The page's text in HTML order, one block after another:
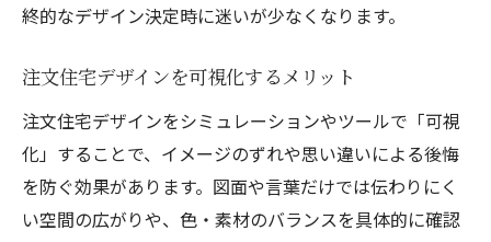
終的なデザイン決定時に迷いが少なくなります。
注文住宅デザインを可視化するメリット
注文住宅デザインをシミュレーションやツールで「可視
化」することで、イメージのずれや思い違いによる後悔
を防ぐ効果があります。図面や言葉だけでは伝わりにく
い空間の広がりや、色・素材のバランスを具体的に確認